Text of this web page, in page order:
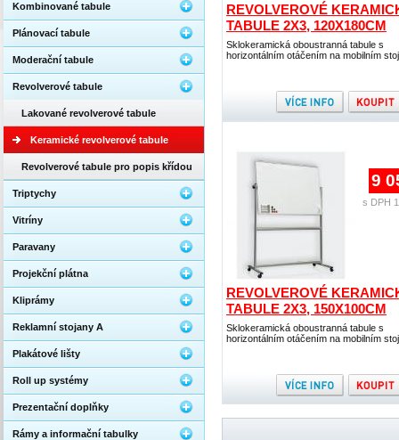
REVOLVEROVÉ
TABULE 2X3, 120X180CM
Sklokeramická oboustranná tabule s
horizontálním otáčením na mobilním
REVOLVEROVÉ
TABULE 2X3, 150X100CM
Sklokeramická oboustranná tabule s
horizontálním otáčením na mobilním
9
s DPH
Kombinované tabule
Plánovací tabule
Moderační tabule
Revolverové tabule
Lakované revolverové tabule
Keramické revolverové tabule
Revolverové tabule pro popis křídou
Triptychy
Vitríny
Paravany
Projekční plátna
Kliprámy
Reklamní stojany A
Plakátové lišty
Roll up systémy
Prezentační doplňky
Rámy a informační tabulky